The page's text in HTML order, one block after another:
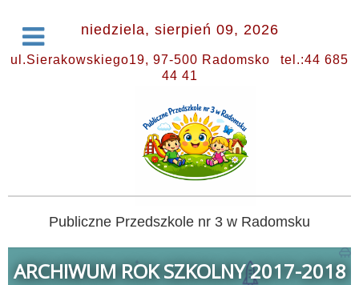
niedziela, sierpień 09, 2026
ul.Sierakowskiego19, 97-500 Radomsko
tel.:44 685
44 41
Publiczne Przedszkole nr 3 w Radomsku
ARCHIWUM ROK SZKOLNY 2017-2018